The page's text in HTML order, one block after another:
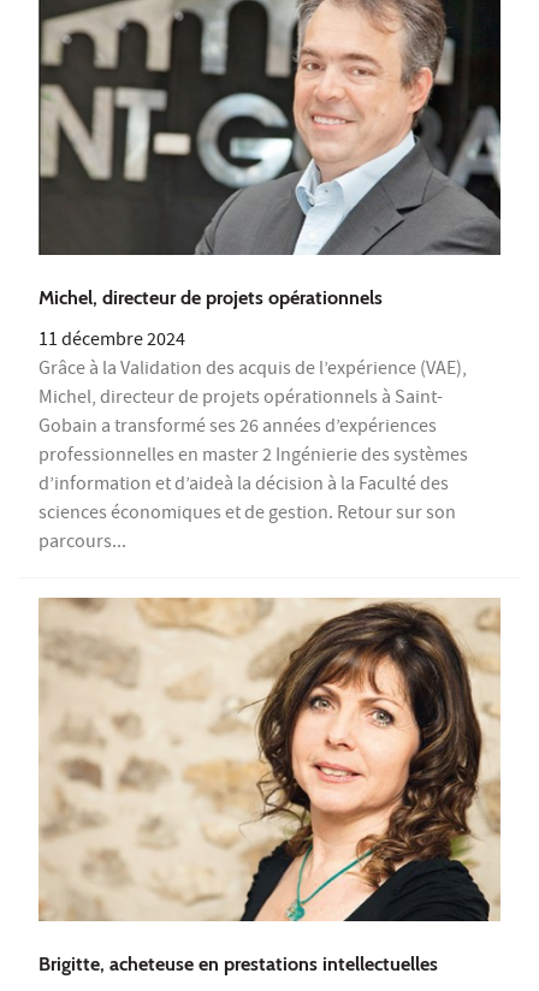
Michel, directeur de projets opérationnels
11 décembre 2024
Grâce à la Validation des acquis de l’expérience (VAE),
Michel, directeur de projets opérationnels à Saint-
Gobain a transformé ses 26 années d’expériences
professionnelles en master 2 Ingénierie des systèmes
d’information et d’aideà la décision à la Faculté des
sciences économiques et de gestion. Retour sur son
parcours...
Brigitte, acheteuse en prestations intellectuelles